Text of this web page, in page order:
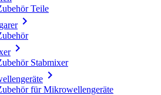
Teile


Stabmixer

für Mikrowellengeräte